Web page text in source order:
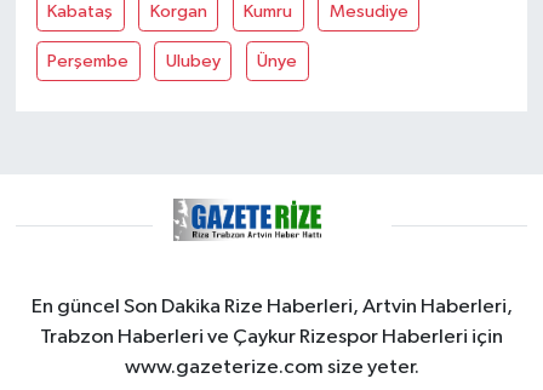
Kabataş Korgan Kumru Mesudiye
Perşembe Ulubey Ünye
En güncel Son Dakika Rize Haberleri, Artvin Haberleri,
Trabzon Haberleri ve Çaykur Rizespor Haberleri için
www.gazeterize.com size yeter.
İş Dünyası
KÜLTÜR SANAT
Otomobil